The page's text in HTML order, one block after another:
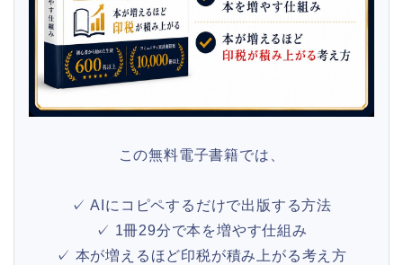
この無料電子書籍では、
✓ AIにコピペするだけで出版する方法
✓ 1冊29分で本を増やす仕組み
✓ 本が増えるほど印税が積み上がる考え方